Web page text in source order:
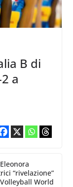
B di
a
“rivelazione”
World